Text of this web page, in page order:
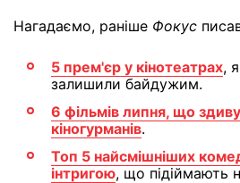
Нагадаємо, раніше Фокус
5 прем'єр у кінотеатрах,
залишили байдужим.
6 фільмів липня, що
кіногурманів.
Топ 5 найсмішніших
інтригою, що підіймають